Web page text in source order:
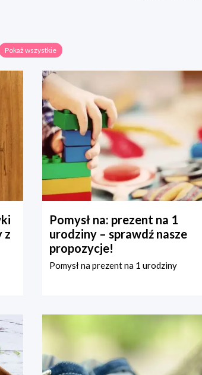
Pokaż wszystkie
z
Pomysł na: prezent na 1
urodziny – sprawdź nasze
propozycje!
Pomysł na prezent na 1 urodziny